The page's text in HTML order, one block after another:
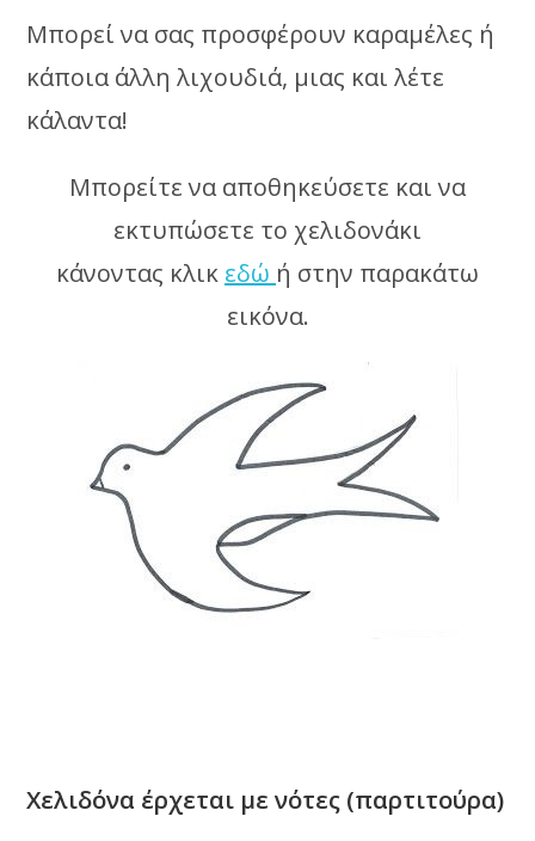
Μπορεί να σας προσφέρουν καραμέλες ή
κάποια άλλη λιχουδιά, μιας και λέτε
κάλαντα!
Μπορείτε να αποθηκεύσετε και να
εκτυπώσετε το χελιδονάκι
κάνοντας κλικ εδώ ή στην παρακάτω
εικόνα.
Χελιδόνα έρχεται με νότες (παρτιτούρα)